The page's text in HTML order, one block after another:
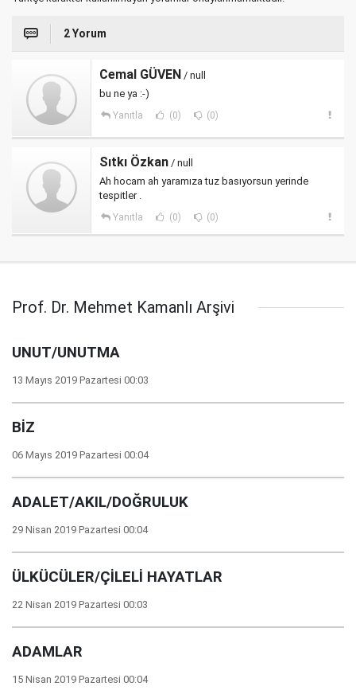
2 Yorum
Cemal GÜVEN / null
bu ne ya :-)
Yanıtla (0) (0)
Sıtkı Özkan / null
Ah hocam ah yaramıza tuz basıyorsun yerinde
tespitler .
Yanıtla (0) (0)
Prof. Dr. Mehmet Kamanlı Arşivi
UNUT/UNUTMA
13 Mayıs 2019 Pazartesi 00:03
BİZ
06 Mayıs 2019 Pazartesi 00:04
ADALET/AKIL/DOĞRULUK
29 Nisan 2019 Pazartesi 00:04
ÜLKÜCÜLER/ÇİLELİ HAYATLAR
22 Nisan 2019 Pazartesi 00:03
ADAMLAR
15 Nisan 2019 Pazartesi 00:04